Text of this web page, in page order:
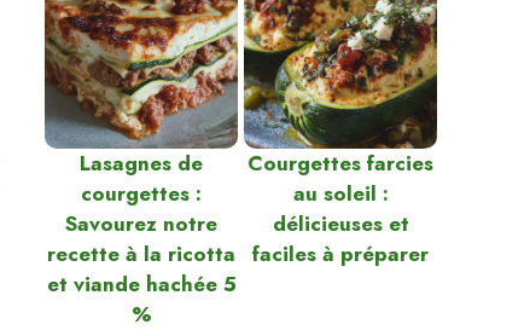
Lasagnes de
courgettes :
Savourez notre
recette à la ricotta
et viande hachée 5
%
Courgettes farcies
au soleil :
délicieuses et
faciles à préparer